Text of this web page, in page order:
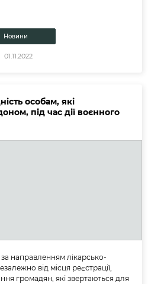
Новини
01.11.2022
особам, які
під час дії воєнного
направленням лікарсько-
від місця реєстрації,
громадян, які звертаються для